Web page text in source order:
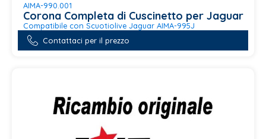
AIMA-990.001
Corona Completa di Cuscinetto per Jaguar
Compatibile con Scuotiolive Jaguar AIMA-995J
Contattaci per il prezzo